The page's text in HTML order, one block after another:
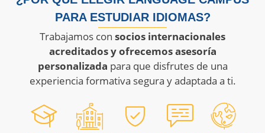
PARA ESTUDIAR IDIOMAS?
Trabajamos con socios internacionales
acreditados y ofrecemos asesoría
personalizada para que disfrutes de una
experiencia formativa segura y adaptada a ti.